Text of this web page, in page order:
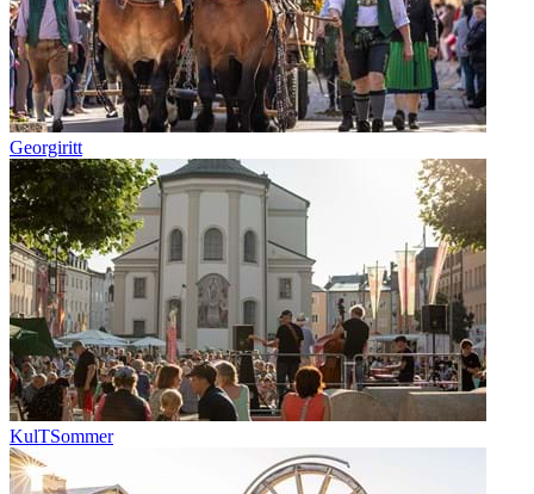
Georgiritt
KulTSommer